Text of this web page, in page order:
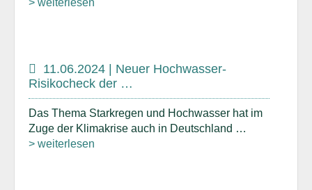
> weiterlesen
11.06.2024 | Neuer Hochwasser-
Risikocheck der …
Das Thema Starkregen und Hochwasser hat im
Zuge der Klimakrise auch in Deutschland …
> weiterlesen